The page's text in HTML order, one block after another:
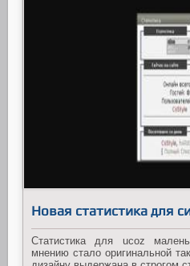
Новая статистика для
Статистика для ucoz
мнению стало оригинальной